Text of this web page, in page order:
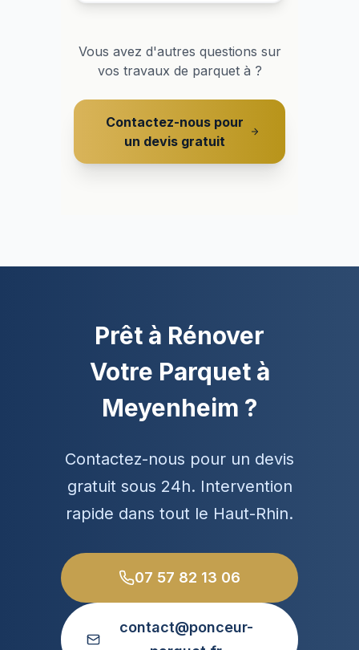
Vous avez d'autres questions sur
vos travaux de parquet à ?
Contactez-nous pour
un devis gratuit
Prêt à Rénover
Votre Parquet à
Meyenheim ?
Contactez-nous pour un devis
gratuit sous 24h. Intervention
rapide dans tout le Haut-Rhin.
07 57 82 13 06
contact@ponceur-